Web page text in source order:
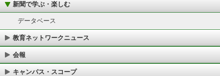
新聞で学ぶ・楽しむ
データベース
教育ネットワークニュース
会報
キャンパス・スコープ